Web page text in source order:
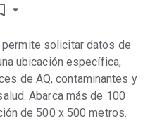
solicitar datos de
ubicación específica,
de AQ, contaminantes y
Abarca más de 100
de 500 x 500 metros.